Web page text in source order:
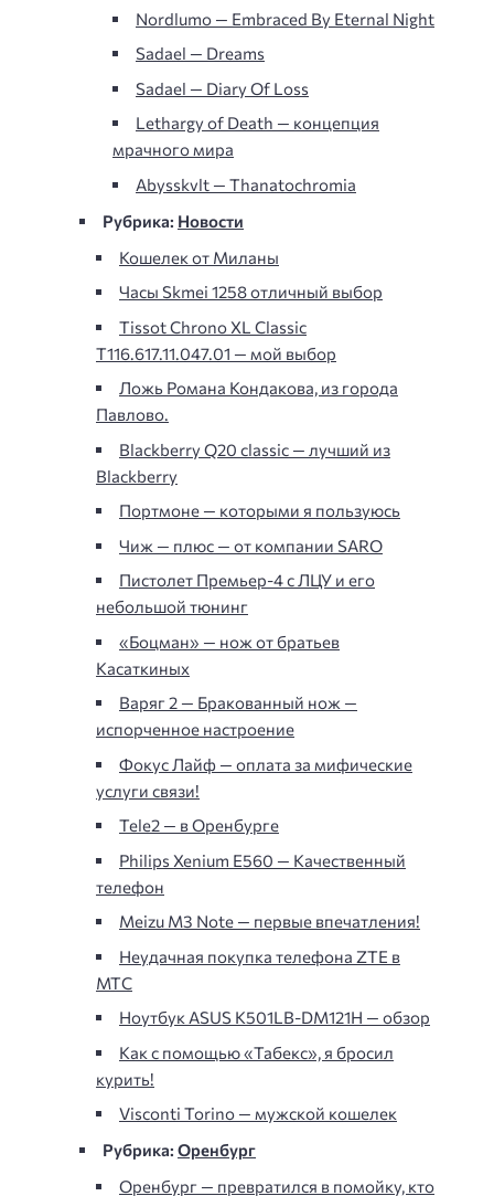
Nordlumo — Embraced By Eternal Night
Sadael — Dreams
Sadael — Diary Of Loss
Lethargy of Death — концепция
мрачного мира
Abysskvlt — Thanatochromia
Рубрика: Новости
Кошелек от Миланы
Часы Skmei 1258 отличный выбор
Tissot Chrono XL Classic
T116.617.11.047.01 — мой выбор
Ложь Романа Кондакова, из города
Павлово.
Blackberry Q20 classic — лучший из
Blackberry
Портмоне — которыми я пользуюсь
Чиж — плюс — от компании SARO
Пистолет Премьер-4 с ЛЦУ и его
небольшой тюнинг
«Боцман» — нож от братьев
Касаткиных
Варяг 2 — Бракованный нож —
испорченное настроение
Фокус Лайф — оплата за мифические
услуги связи!
Tele2 — в Оренбурге
Philips Xenium E560 — Качественный
телефон
Meizu M3 Note — первые впечатления!
Неудачная покупка телефона ZTE в
МТС
Ноутбук ASUS K501LB-DM121H — обзор
Как с помощью «Табекс», я бросил
курить!
Visconti Torino — мужской кошелек
Рубрика: Оренбург
Оренбург — превратился в помойку, кто